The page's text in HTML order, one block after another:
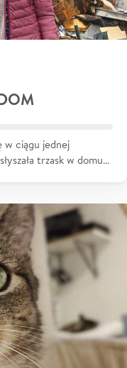
w ciągu jednej
trzask w domu…